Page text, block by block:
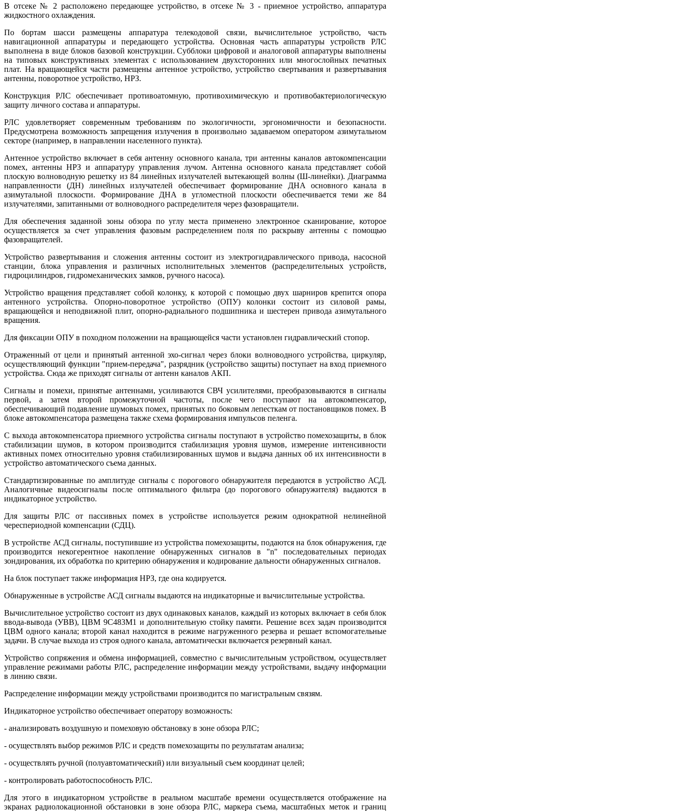
В отсеке № 2 расположено передающее устройство, в отсеке № 3 - приемное устройство, аппаратура
жидкостного охлаждения.
По бортам шасси размещены аппаратура телекодовой связи, вычислительное устройство, часть
навигационной аппаратуры и передающего устройства. Основная часть аппаратуры устройств РЛС
выполнена в виде блоков базовой конструкции. Субблоки цифровой и аналоговой аппаратуры выполнены
на типовых конструктивных элементах с использованием двухсторонних или многослойных печатных
плат. На вращающейся части размещены антенное устройство, устройство свертывания и развертывания
антенны, поворотное устройство, НРЗ.
Конструкция РЛС обеспечивает противоатомную, противохимическую и противобактериологическую
защиту личного состава и аппаратуры.
РЛС удовлетворяет современным требованиям по экологичности, эргономичности и безопасности.
Предусмотрена возможность запрещения излучения в произвольно задаваемом оператором азимутальном
секторе (например, в направлении населенного пункта).
Антенное устройство включает в себя антенну основного канала, три антенны каналов автокомпенсации
помех, антенны НРЗ и аппаратуру управления лучом. Антенна основного канала представляет собой
плоскую волноводную решетку из 84 линейных излучателей вытекающей волны (Ш-линейки). Диаграмма
направленности (ДН) линейных излучателей обеспечивает формирование ДНА основного канала в
азимутальной плоскости. Формирование ДНА в угломестной плоскости обеспечивается теми же 84
излучателями, запитанными от волноводного распределителя через фазовращатели.
Для обеспечения заданной зоны обзора по углу места применено электронное сканирование, которое
осуществляется за счет управления фазовым распределением поля по раскрыву антенны с помощью
фазовращателей.
Устройство развертывания и сложения антенны состоит из электрогидравлического привода, насосной
станции, блока управления и различных исполнительных элементов (распределительных устройств,
гидроцилиндров, гидромеханических замков, ручного насоса).
Устройство вращения представляет собой колонку, к которой с помощью двух шарниров крепится опора
антенного устройства. Опорно-поворотное устройство (ОПУ) колонки состоит из силовой рамы,
вращающейся и неподвижной плит, опорно-радиального подшипника и шестерен привода азимутального
вращения.
Для фиксации ОПУ в походном положении на вращающейся части установлен гидравлический стопор.
Отраженный от цели и принятый антенной эхо-сигнал через блоки волноводного устройства, циркуляр,
осуществляющий функции "прием-передача", разрядник (устройство защиты) поступает на вход приемного
устройства. Сюда же приходят сигналы от антенн каналов АКП.
Сигналы и помехи, принятые антеннами, усиливаются СВЧ усилителями, преобразовываются в сигналы
первой, а затем второй промежуточной частоты, после чего поступают на автокомпенсатор,
обеспечивающий подавление шумовых помех, принятых по боковым лепесткам от постановщиков помех. В
блоке автокомпенсатора размещена также схема формирования импульсов пеленга.
С выхода автокомпенсатора приемного устройства сигналы поступают в устройство помехозащиты, в блок
стабилизации шумов, в котором производится стабилизация уровня шумов, измерение интенсивности
активных помех относительно уровня стабилизированных шумов и выдача данных об их интенсивности в
устройство автоматического съема данных.
Стандартизированные по амплитуде сигналы с порогового обнаружителя передаются в устройство АСД.
Аналогичные видеосигналы после оптимального фильтра (до порогового обнаружителя) выдаются в
индикаторное устройство.
Для защиты РЛС от пассивных помех в устройстве используется режим однократной нелинейной
череспериодной компенсации (СДЦ).
В устройстве АСД сигналы, поступившие из устройства помехозащиты, подаются на блок обнаружения, где
производится некогерентное накопление обнаруженных сигналов в "n" последовательных периодах
зондирования, их обработка по критерию обнаружения и кодирование дальности обнаруженных сигналов.
На блок поступает также информация НРЗ, где она кодируется.
Обнаруженные в устройстве АСД сигналы выдаются на индикаторные и вычислительные устройства.
Вычислительное устройство состоит из двух одинаковых каналов, каждый из которых включает в себя блок
ввода-вывода (УВВ), ЦВМ 9С483М1 и дополнительную стойку памяти. Решение всех задач производится
ЦВМ одного канала; второй канал находится в режиме нагруженного резерва и решает вспомогательные
задачи. В случае выхода из строя одного канала, автоматически включается резервный канал.
Устройство сопряжения и обмена информацией, совместно с вычислительным устройством, осуществляет
управление режимами работы РЛС, распределение информации между устройствами, выдачу информации
в линию связи.
Распределение информации между устройствами производится по магистральным связям.
Индикаторное устройство обеспечивает оператору возможность:
- анализировать воздушную и помеховую обстановку в зоне обзора РЛС;
- осуществлять выбор режимов РЛС и средств помехозащиты по результатам анализа;
- осуществлять ручной (полуавтоматический) или визуальный съем координат целей;
- контролировать работоспособность РЛС.
Для этого в индикаторном устройстве в реальном масштабе времени осуществляется отображение на
экранах радиолокационной обстановки в зоне обзора РЛС, маркера съема, масштабных меток и границ